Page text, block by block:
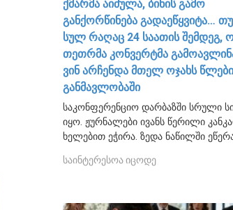
ქმარმა აიძულა, ბინის გამო
განქორწინება გადაეწყვიტა…
სულ რაღაც 24 საათის შემდეგ,
თეთრმა კონვერტმა
ვინ არჩენდა მთელ ოჯახს
განმავლობაში
საკონფერენციო დარბაზში სრული
იყო. ჟურნალები ივანს წერილი
ხელებით ეჭირა. ზედა ნაწილში
საინტერესოა იცოდე